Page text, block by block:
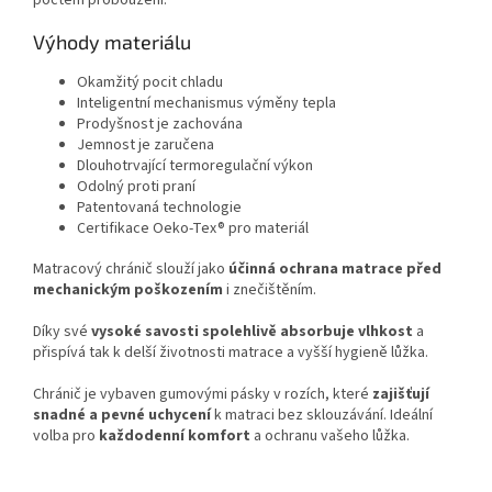
Výhody materiálu
Okamžitý pocit chladu
Inteligentní mechanismus výměny tepla
Prodyšnost je zachována
Jemnost je zaručena
Dlouhotrvající termoregulační výkon
Odolný proti praní
Patentovaná technologie
Certifikace Oeko-Tex® pro materiál
Matracový chránič slouží jako účinná ochrana matrace před
mechanickým poškozením i znečištěním.
Díky své vysoké savosti spolehlivě absorbuje vlhkost a
přispívá tak k delší životnosti matrace a vyšší hygieně lůžka.
Chránič je vybaven gumovými pásky v rozích, které zajišťují
snadné a pevné uchyceník matraci bez sklouzávání. Ideální
volba pro každodenní komfort a ochranu vašeho lůžka.